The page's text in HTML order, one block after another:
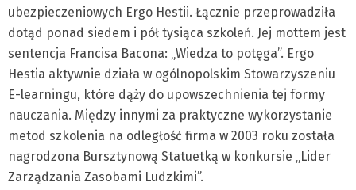
ubezpieczeniowych Ergo Hestii. Łącznie przeprowadziła
dotąd ponad siedem i pół tysiąca szkoleń. Jej mottem jest
sentencja Francisa Bacona: „Wiedza to potęga”. Ergo
Hestia aktywnie działa w ogólnopolskim Stowarzyszeniu
E-learningu, które dąży do upowszechnienia tej formy
nauczania. Między innymi za praktyczne wykorzystanie
metod szkolenia na odległość firma w 2003 roku została
nagrodzona Bursztynową Statuetką w konkursie „Lider
Zarządzania Zasobami Ludzkimi”.